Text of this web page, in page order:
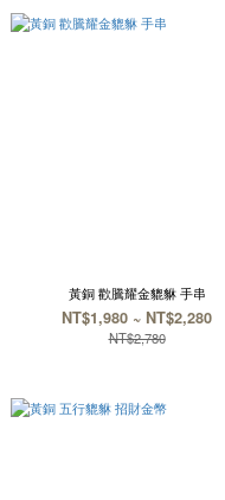
黃銅 歡騰耀金貔貅 手串
NT$1,980 ~ NT$2,280
NT$2,780